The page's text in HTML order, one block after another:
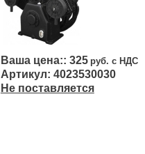
325
4023530030
Не поставляется